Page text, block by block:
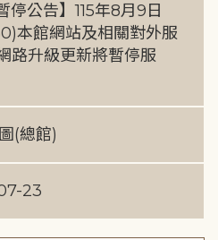
停公告】115年8月9日
本館網站及相關對外服
路升級更新將暫停服
(總館)
23